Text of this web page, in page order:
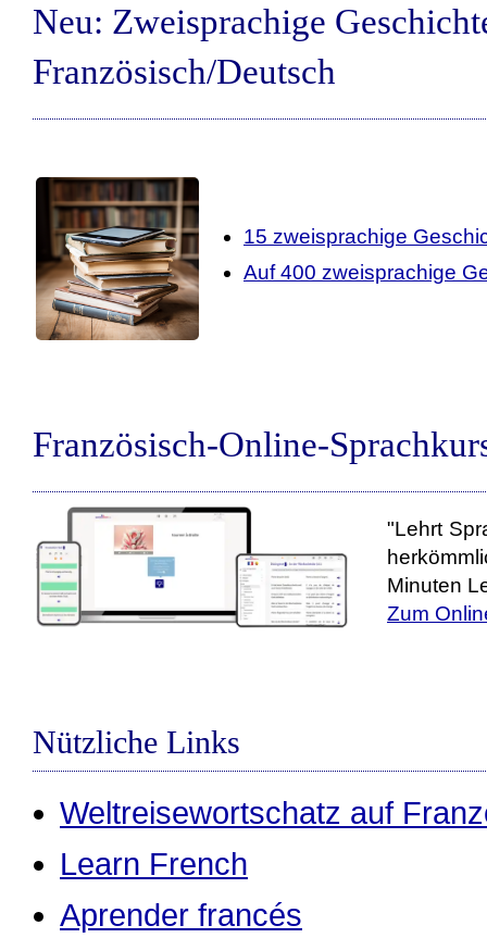
Neu: Zweisprachige
Französisch/Deutsch
15 zweisprachige
Auf 400 zweisprachige
Französisch-Online-
"Lehrt
Minuten
Zum
Nützliche Links
Weltreisewortschatz auf
Learn French
Aprender francés